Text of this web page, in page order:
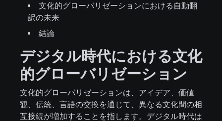
文化的グローバリゼーションにおける自動翻
訳の未来
結論
デジタル時代における文化
的グローバリゼーション
文化的グローバリゼーションは、アイデア、価値
観、伝統、言語の交換を通じて、異なる文化間の相
互接続が増加することを指します。デジタル時代は